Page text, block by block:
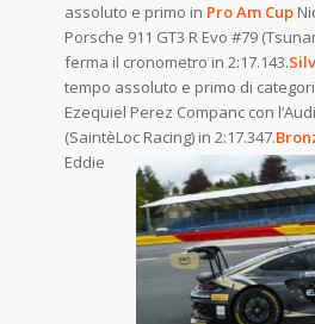
assoluto e primo in ProAm Cup
Porsche 911 GT3 R Evo #79
ferma il cronometro in 2:17.143.
tempo assoluto e primo di
Ezequiel Perez Companc con
(SaintèLoc Racing) in 2:17.347.
Eddie